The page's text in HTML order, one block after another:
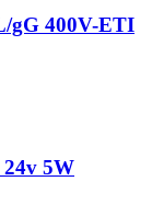
gG 400V-ETI
24v 5W